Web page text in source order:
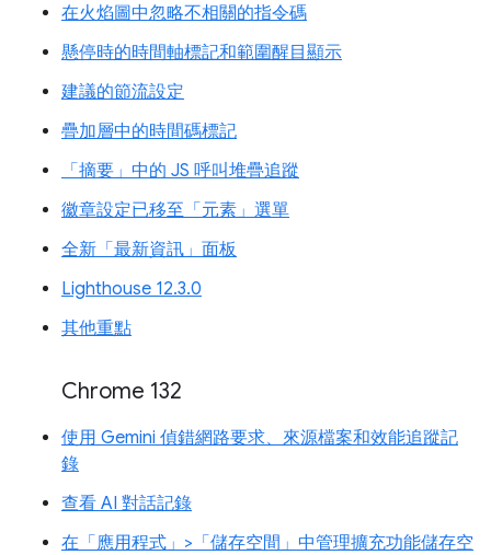
在火焰圖中忽略不相關的指令碼
懸停時的時間軸標記和範圍醒目顯示
建議的節流設定
疊加層中的時間碼標記
「摘要」中的 JS 呼叫堆疊追蹤
徽章設定已移至「元素」選單
全新「最新資訊」面板
Lighthouse 12.3.0
其他重點
Chrome 132
使用 Gemini 偵錯網路要求、來源檔案和效能追蹤記
錄
查看 AI 對話記錄
在「應用程式」>「儲存空間」中管理擴充功能儲存空